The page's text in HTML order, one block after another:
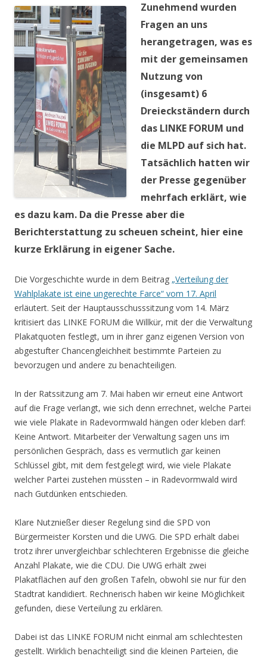
Zunehmend wurden
Fragen an uns
herangetragen, was es
mit der gemeinsamen
Nutzung von
(insgesamt) 6
Dreieckständern durch
das LINKE FORUM und
die MLPD auf sich hat.
Tatsächlich hatten wir
der Presse gegenüber
mehrfach erklärt, wie
es dazu kam. Da die Presse aber die
Berichterstattung zu scheuen scheint, hier eine
kurze Erklärung in eigener Sache.
Die Vorgeschichte wurde in dem Beitrag „Verteilung der
Wahlplakate ist eine ungerechte Farce“ vom 17. April
erläutert. Seit der Hauptausschusssitzung vom 14. März
kritisiert das LINKE FORUM die Willkür, mit der die Verwaltung
Plakatquoten festlegt, um in ihrer ganz eigenen Version von
abgestufter Chancengleichheit bestimmte Parteien zu
bevorzugen und andere zu benachteiligen.
In der Ratssitzung am 7. Mai haben wir erneut eine Antwort
auf die Frage verlangt, wie sich denn errechnet, welche Partei
wie viele Plakate in Radevormwald hängen oder kleben darf:
Keine Antwort. Mitarbeiter der Verwaltung sagen uns im
persönlichen Gespräch, dass es vermutlich gar keinen
Schlüssel gibt, mit dem festgelegt wird, wie viele Plakate
welcher Partei zustehen müssten – in Radevormwald wird
nach Gutdünken entschieden.
Klare Nutznießer dieser Regelung sind die SPD von
Bürgermeister Korsten und die UWG. Die SPD erhält dabei
trotz ihrer unvergleichbar schlechteren Ergebnisse die gleiche
Anzahl Plakate, wie die CDU. Die UWG erhält zwei
Plakatflächen auf den großen Tafeln, obwohl sie nur für den
Stadtrat kandidiert. Rechnerisch haben wir keine Möglichkeit
gefunden, diese Verteilung zu erklären.
Dabei ist das LINKE FORUM nicht einmal am schlechtesten
gestellt. Wirklich benachteiligt sind die kleinen Parteien, die